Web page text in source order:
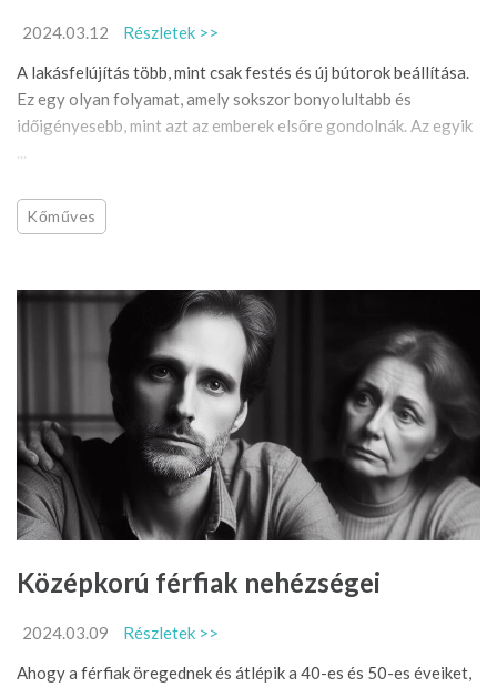
2024.03.12
Részletek >>
A lakásfelújítás több, mint csak festés és új bútorok beállítása.
Ez egy olyan folyamat, amely sokszor bonyolultabb és
időigényesebb, mint azt az emberek elsőre gondolnák. Az egyik
...
Kőműves
Középkorú férfiak nehézségei
2024.03.09
Részletek >>
Ahogy a férfiak öregednek és átlépik a 40-es és 50-es éveiket,